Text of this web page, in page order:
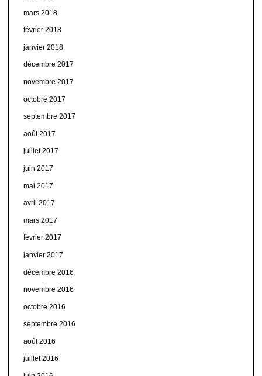
mars 2018
février 2018
janvier 2018
décembre 2017
novembre 2017
octobre 2017
septembre 2017
août 2017
juillet 2017
juin 2017
mai 2017
avril 2017
mars 2017
février 2017
janvier 2017
décembre 2016
novembre 2016
octobre 2016
septembre 2016
août 2016
juillet 2016